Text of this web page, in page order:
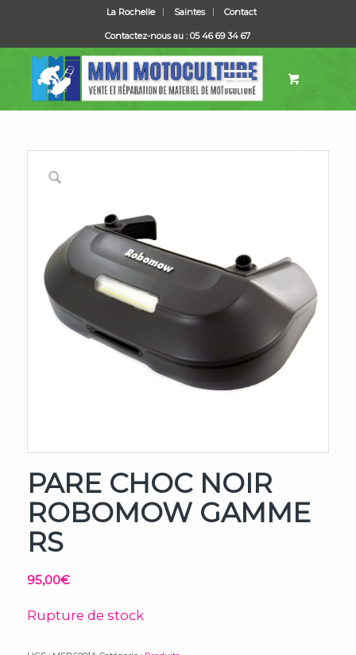
La Rochelle Saintes Contact
Contactez-nous au : 05 46 69 34 67
PARE CHOC NOIR
ROBOMOW GAMME
RS
95,00€
Rupture de stock